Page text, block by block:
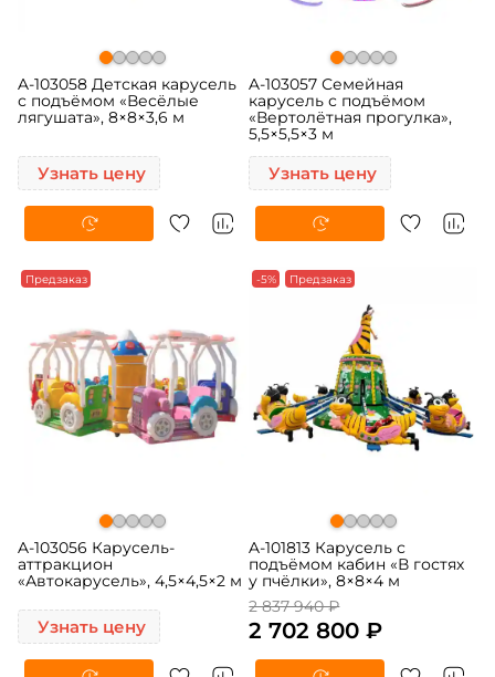
A-103058 Детская карусель
с подъёмом «Весёлые
лягушата», 8×8×3,6 м
Узнать цену
A-103057 Семейная
карусель с подъёмом
«Вертолётная прогулка»,
5,5×5,5×3 м
Узнать цену
Предзаказ
A-103056 Карусель-
аттракцион
«Автокарусель», 4,5×4,5×2 м
Узнать цену
-5% Предзаказ
A-101813 Карусель с
подъёмом кабин «В гостях
у пчёлки», 8×8×4 м
2 837 940 ₽
2 702 800 ₽